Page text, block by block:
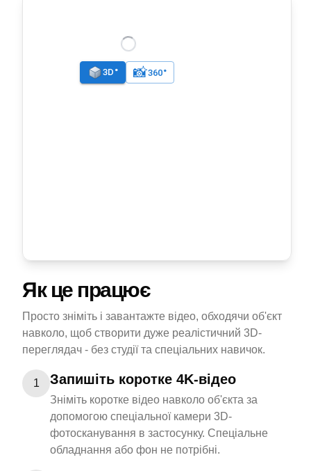
Як це працює
Просто зніміть і завантажте відео, обходячи об'єкт
навколо, щоб створити дуже реалістичний 3D-
переглядач - без студії та спеціальних навичок.
1 Запишіть коротке 4K-відео
Зніміть коротке відео навколо об'єкта за
допомогою спеціальної камери 3D-
фотосканування в застосунку. Спеціальне
обладнання або фон не потрібні.